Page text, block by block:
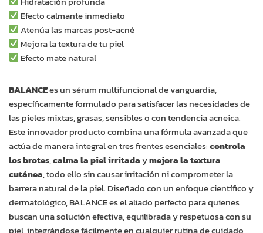
Efecto calmante inmediato
Atenúa las marcas post-acné
Mejora la textura de tu piel
Efecto mate natural
BALANCEes un sérum multifuncional de vanguardia,
específicamente formulado para satisfacer las necesidades de
las pieles mixtas, grasas, sensibles o con tendencia acneica.
Este innovador producto combina una fórmula avanzada que
actúa de manera integral en tres frentes esenciales:controla
los brotes,calma la piel irritadaymejora la textura
cutánea, todo ello sin causar irritación ni comprometer la
barrera natural de la piel. Diseñado con un enfoque científico y
dermatológico, BALANCE es el aliado perfecto para quienes
buscan una solución efectiva, equilibrada y respetuosa con su
piel, integrándose fácilmente en cualquier rutina de cuidado